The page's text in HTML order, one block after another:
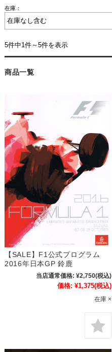
在庫：
5件中1件～5件を表示
商品一覧
【SALE】F1公式プログラム
2016年日本GP 鈴鹿
当店通常価格: ¥2,750(税込)
価格: ¥1,375(税込)
在庫 ×